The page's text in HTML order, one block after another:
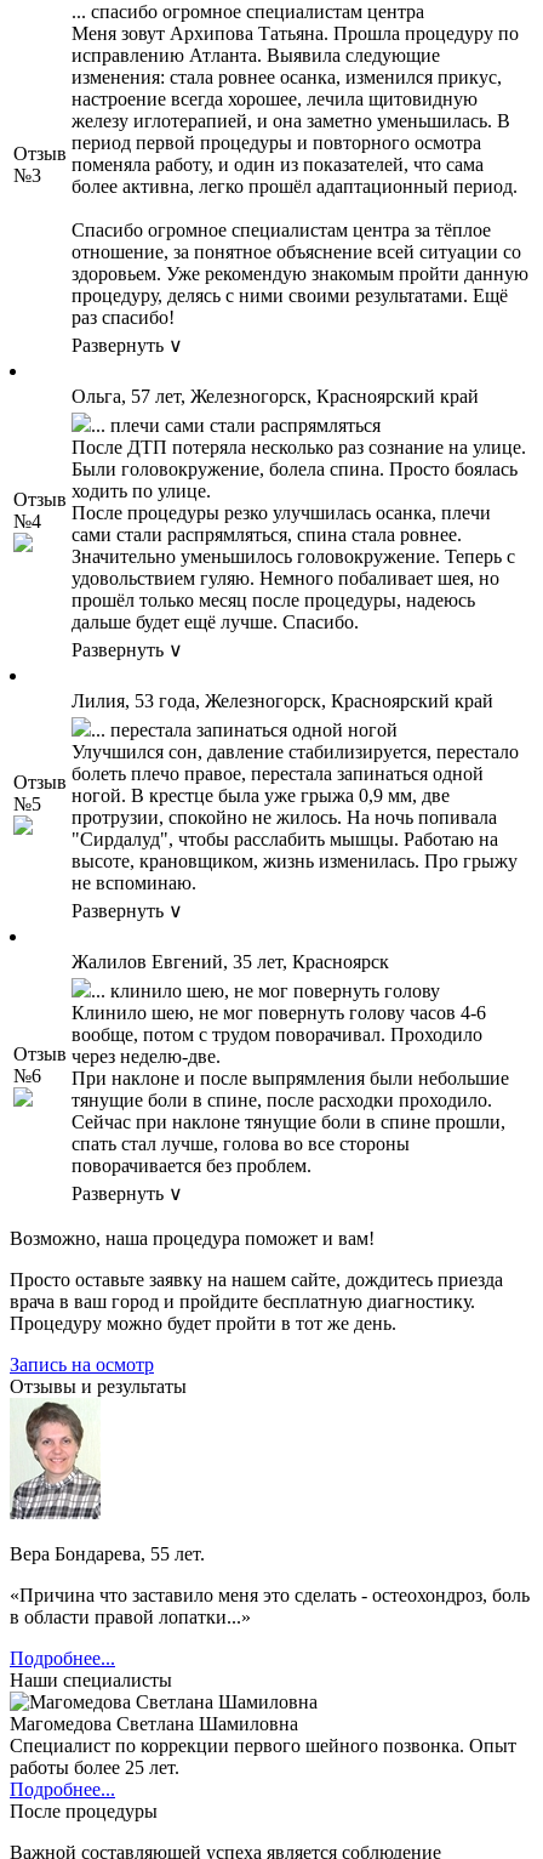
Отзыв
№3
... спасибо огромное специалистам центра
Меня зовут Архипова Татьяна. Прошла процедуру по
исправлению Атланта. Выявила следующие
изменения: стала ровнее осанка, изменился прикус,
настроение всегда хорошее, лечила щитовидную
железу иглотерапией, и она заметно уменьшилась. В
период первой процедуры и повторного осмотра
поменяла работу, и один из показателей, что сама
более активна, легко прошёл адаптационный период.
Спасибо огромное специалистам центра за тёплое
отношение, за понятное объяснение всей ситуации со
здоровьем. Уже рекомендую знакомым пройти данную
процедуру, делясь с ними своими результатами. Ещё
раз спасибо!
Развернуть ∨
Отзыв
№4
Ольга, 57 лет, Железногорск, Красноярский край
... плечи сами стали распрямляться
После ДТП потеряла несколько раз сознание на улице.
Были головокружение, болела спина. Просто боялась
ходить по улице.
После процедуры резко улучшилась осанка, плечи
сами стали распрямляться, спина стала ровнее.
Значительно уменьшилось головокружение. Теперь с
удовольствием гуляю. Немного побаливает шея, но
прошёл только месяц после процедуры, надеюсь
дальше будет ещё лучше. Спасибо.
Развернуть ∨
Отзыв
№5
Лилия, 53 года, Железногорск, Красноярский край
... перестала запинаться одной ногой
Улучшился сон, давление стабилизируется, перестало
болеть плечо правое, перестала запинаться одной
ногой. В крестце была уже грыжа 0,9 мм, две
протрузии, спокойно не жилось. На ночь попивала
"Сирдалуд", чтобы расслабить мышцы. Работаю на
высоте, крановщиком, жизнь изменилась. Про грыжу
не вспоминаю.
Развернуть ∨
Отзыв
№6
Жалилов Евгений, 35 лет, Красноярск
... клинило шею, не мог повернуть голову
Клинило шею, не мог повернуть голову часов 4-6
вообще, потом с трудом поворачивал. Проходило
через неделю-две.
При наклоне и после выпрямления были небольшие
тянущие боли в спине, после расходки проходило.
Сейчас при наклоне тянущие боли в спине прошли,
спать стал лучше, голова во все стороны
поворачивается без проблем.
Развернуть ∨
Возможно, наша процедура поможет и вам!
Просто оставьте заявку на нашем сайте, дождитесь приезда
врача в ваш город и пройдите бесплатную диагностику.
Процедуру можно будет пройти в тот же день.
Запись на осмотр
Отзывы и результаты
Вера Бондарева, 55 лет.
«Причина что заставило меня это сделать - остеохондроз, боль
в области правой лопатки...»
Подробнее...
Наши специалисты
Магомедова Светлана Шамиловна
Специалист по коррекции первого шейного позвонка. Опыт
работы более 25 лет.
Подробнее...
После процедуры
Важной составляющей успеха является соблюдение